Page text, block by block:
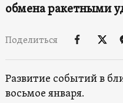
обмена ракетными
Поделиться
Развитие событий в
восьмое января.